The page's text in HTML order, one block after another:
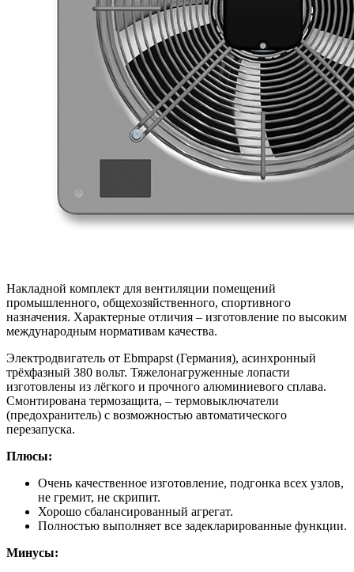
Накладной комплект для вентиляции помещений
промышленного, общехозяйственного, спортивного
назначения. Характерные отличия – изготовление по высоким
международным нормативам качества.
Электродвигатель от Ebmpapst (Германия), асинхронный
трёхфазный 380 вольт. Тяжелонагруженные лопасти
изготовлены из лёгкого и прочного алюминиевого сплава.
Смонтирована термозащита, – термовыключатели
(предохранитель) с возможностью автоматического
перезапуска.
Плюсы:
Очень качественное изготовление, подгонка всех узлов,
не гремит, не скрипит.
Хорошо сбалансированный агрегат.
Полностью выполняет все задекларированные функции.
Минусы: